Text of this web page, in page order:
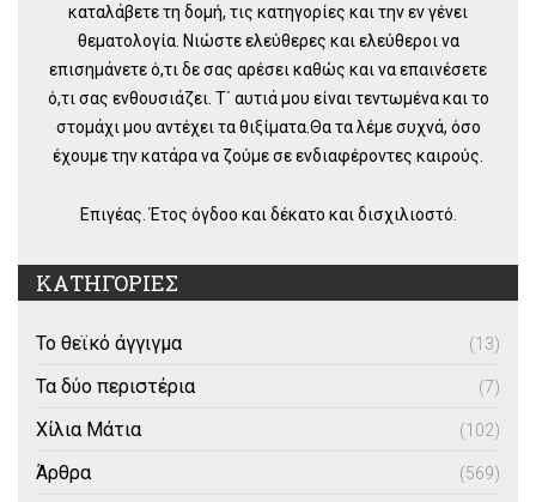
καταλάβετε τη δομή, τις κατηγορίες και την εν γένει
θεματολογία. Νιώστε ελεύθερες και ελεύθεροι να
επισημάνετε ό,τι δε σας αρέσει καθώς και να επαινέσετε
ό,τι σας ενθουσιάζει. Τ΄ αυτιά μου είναι τεντωμένα και το
στομάχι μου αντέχει τα θιξίματα.Θα τα λέμε συχνά, όσο
έχουμε την κατάρα να ζούμε σε ενδιαφέροντες καιρούς.
Επιγέας. Έτος όγδοο και δέκατο και δισχιλιοστό.
ΚΑΤΗΓΟΡΙΕΣ
Το θεϊκό άγγιγμα (13)
Τα δύο περιστέρια (7)
Χίλια Μάτια (102)
Άρθρα (569)